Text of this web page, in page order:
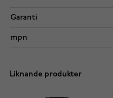
Garanti
mpn
Liknande produkter